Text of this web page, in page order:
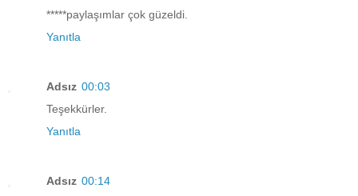
*****paylaşımlar çok güzeldi.
Yanıtla
Adsız 00:03
Teşekkürler.
Yanıtla
Adsız 00:14